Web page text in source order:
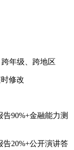
年级、跨地区
修改
告90%+金融能力测
告20%+公开演讲答